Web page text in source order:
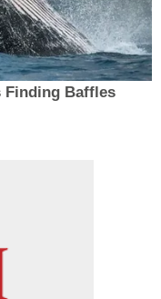
Finding Baffles